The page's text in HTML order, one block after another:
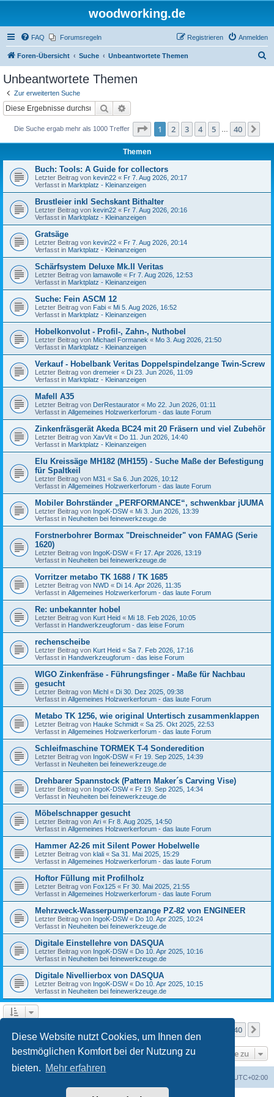
Diese Website nutzt Cookies, um Ihnen den
bestmöglichen Komfort bei der Nutzung zu
bieten. Mehr erfahren
woodworking.de
FAQ Forumsregeln Anmelden
Registrieren
Foren-Übersicht Suche Unbeantwortete Themen
Unbeantwortete Themen
Zur erweiterten Suche
Suche
Die Suche ergab mehr als 1000 Treffer Seite 1von 40
1 2 3 4 5 40
Themen
Buch: Tools: A Guide for collectors
Letzter Beitrag von kevin22 « Fr 7. Aug 2026, 20:17
Verfasst in Marktplatz - Kleinanzeigen
Brustleier inkl Sechskant Bithalter
Letzter Beitrag von kevin22 « Fr 7. Aug 2026, 20:16
Verfasst in Marktplatz - Kleinanzeigen
Gratsäge
Letzter Beitrag von kevin22 « Fr 7. Aug 2026, 20:14
Verfasst in Marktplatz - Kleinanzeigen
Schärfsystem Deluxe Mk.II Veritas
Letzter Beitrag von lamawolle « Fr 7. Aug 2026, 12:53
Verfasst in Marktplatz - Kleinanzeigen
Suche: Fein ASCM 12
Letzter Beitrag von Fabi « Mi 5. Aug 2026, 16:52
Verfasst in Marktplatz - Kleinanzeigen
Hobelkonvolut - Profil-, Zahn-, Nuthobel
Letzter Beitrag von Michael Formanek « Mo 3. Aug 2026, 21:50
Verfasst in Marktplatz - Kleinanzeigen
Verkauf - Hobelbank Veritas Doppelspindelzange Twin-Screw
Letzter Beitrag von dremeier « Di 23. Jun 2026, 11:09
Verfasst in Marktplatz - Kleinanzeigen
Mafell A35
Letzter Beitrag von DerRestaurator « Mo 22. Jun 2026, 01:11
Verfasst in Allgemeines Holzwerkerforum - das laute Forum
Zinkenfräsgerät Akeda BC24 mit 20 Fräsern und viel Zubehör
Letzter Beitrag von XavVit « Do 11. Jun 2026, 14:40
Verfasst in Marktplatz - Kleinanzeigen
Elu Kreissäge MH182 (MH155) - Suche Maße der Befestigung
für Spaltkeil
Letzter Beitrag von M31 « Sa 6. Jun 2026, 10:12
Verfasst in Allgemeines Holzwerkerforum - das laute Forum
Mobiler Bohrständer „PERFORMANCE“, schwenkbar jUUMA
Letzter Beitrag von IngoK-DSW« Mi 3. Jun 2026, 13:39
Verfasst in Neuheiten bei feinewerkzeuge.de
Forstnerbohrer Bormax "Dreischneider" von FAMAG (Serie
1620)
Letzter Beitrag von IngoK-DSW« Fr 17. Apr 2026, 13:19
Verfasst in Neuheiten bei feinewerkzeuge.de
Vorritzer metabo TK 1688 / TK 1685
Letzter Beitrag von NWD « Di 14. Apr 2026, 11:35
Verfasst in Allgemeines Holzwerkerforum - das laute Forum
Re: unbekannter hobel
Letzter Beitrag von Kurt Heid « Mi 18. Feb 2026, 10:05
Verfasst in Handwerkzeugforum - das leise Forum
rechenscheibe
Letzter Beitrag von Kurt Heid « Sa 7. Feb 2026, 17:16
Verfasst in Handwerkzeugforum - das leise Forum
WIGO Zinkenfräse - Führungsfinger - Maße für Nachbau
gesucht
Letzter Beitrag von Michl « Di 30. Dez 2025, 09:38
Verfasst in Allgemeines Holzwerkerforum - das laute Forum
Metabo TK 1256, wie original Untertisch zusammenklappen
Letzter Beitrag von Hauke Schmidt « Sa 25. Okt 2025, 22:53
Verfasst in Allgemeines Holzwerkerforum - das laute Forum
Schleifmaschine TORMEK T-4 Sonderedition
Letzter Beitrag von IngoK-DSW« Fr 19. Sep 2025, 14:39
Verfasst in Neuheiten bei feinewerkzeuge.de
Drehbarer Spannstock (Pattern Maker´s Carving Vise)
Letzter Beitrag von IngoK-DSW« Fr 19. Sep 2025, 14:34
Verfasst in Neuheiten bei feinewerkzeuge.de
Möbelschnapper gesucht
Letzter Beitrag von Ari « Fr 8. Aug 2025, 14:50
Verfasst in Allgemeines Holzwerkerforum - das laute Forum
Hammer A2-26 mit Silent Power Hobelwelle
Letzter Beitrag von klali « Sa 31. Mai 2025, 15:29
Verfasst in Allgemeines Holzwerkerforum - das laute Forum
Hoftor Füllung mit Profilholz
Letzter Beitrag von Fox125 « Fr 30. Mai 2025, 21:55
Verfasst in Allgemeines Holzwerkerforum - das laute Forum
Mehrzweck-Wasserpumpenzange PZ-82 von ENGINEER
Letzter Beitrag von IngoK-DSW« Do 10. Apr 2025, 10:24
Verfasst in Neuheiten bei feinewerkzeuge.de
Digitale Einstellehre von DASQUA
Letzter Beitrag von IngoK-DSW« Do 10. Apr 2025, 10:16
Verfasst in Neuheiten bei feinewerkzeuge.de
Digitale Nivellierbox von DASQUA
Letzter Beitrag von IngoK-DSW« Do 10. Apr 2025, 10:15
Verfasst in Neuheiten bei feinewerkzeuge.de
40
Gehe zu
UTC+02:00